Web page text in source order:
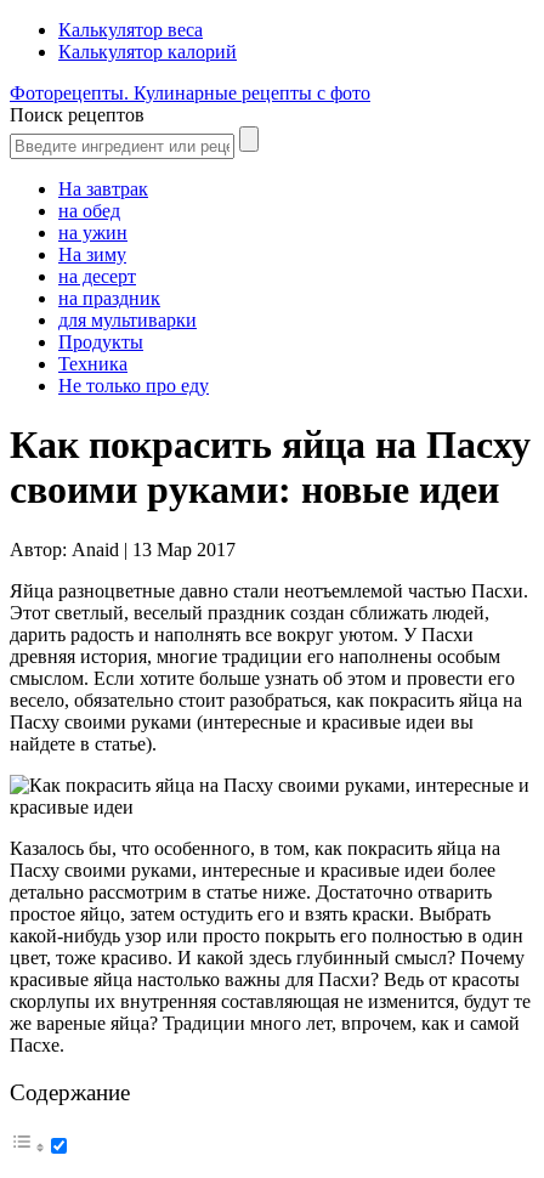
Калькулятор веса
Калькулятор калорий
Фоторецепты. Кулинарные рецепты с фото
Поиск рецептов
На завтрак
на обед
на ужин
На зиму
на десерт
на праздник
для мультиварки
Продукты
Техника
Не только про еду
Как покрасить яйца на Пасху
своими руками: новые идеи
Автор: Anaid | 13 Мар 2017
Яйца разноцветные давно стали неотъемлемой частью Пасхи.
Этот светлый, веселый праздник создан сближать людей,
дарить радость и наполнять все вокруг уютом. У Пасхи
древняя история, многие традиции его наполнены особым
смыслом. Если хотите больше узнать об этом и провести его
весело, обязательно стоит разобраться, как покрасить яйца на
Пасху своими руками (интересные и красивые идеи вы
найдете в статье).
Казалось бы, что особенного, в том, как покрасить яйца на
Пасху своими руками, интересные и красивые идеи более
детально рассмотрим в статье ниже. Достаточно отварить
простое яйцо, затем остудить его и взять краски. Выбрать
какой-нибудь узор или просто покрыть его полностью в один
цвет, тоже красиво. И какой здесь глубинный смысл? Почему
красивые яйца настолько важны для Пасхи? Ведь от красоты
скорлупы их внутренняя составляющая не изменится, будут те
же вареные яйца? Традиции много лет, впрочем, как и самой
Пасхе.
Содержание